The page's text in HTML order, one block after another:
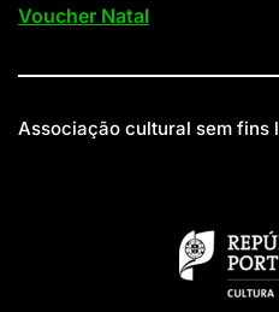
Voucher Natal
Associação cultural sem